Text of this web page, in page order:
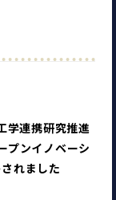
学連携研究推進
プンイノベーシ
れました